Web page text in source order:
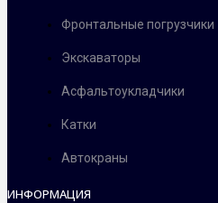
Фронтальные погрузчики
Экскаваторы
Асфальтоукладчики
Катки
Автокраны
ИНФОРМАЦИЯ